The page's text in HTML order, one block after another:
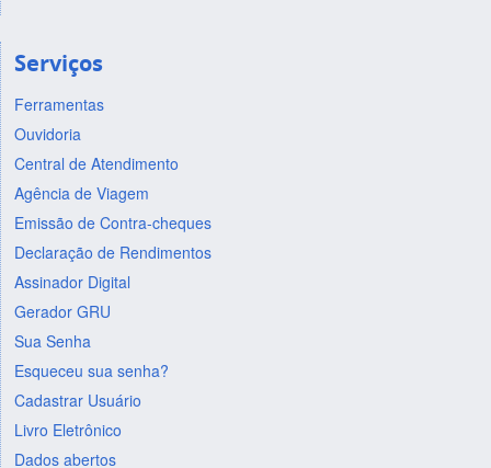
Serviços
Ferramentas
Ouvidoria
Central de Atendimento
Agência de Viagem
Emissão de Contra-cheques
Declaração de Rendimentos
Assinador Digital
Gerador GRU
Sua Senha
Esqueceu sua senha?
Cadastrar Usuário
Livro Eletrônico
Dados abertos